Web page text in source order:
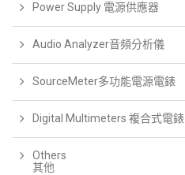
Power Supply 電源供應器
Audio Analyzer音頻分析儀
SourceMeter多功能電源電錶
Digital Multimeters 複合式電錶
Others
其他